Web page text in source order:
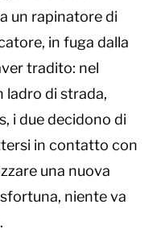
un rapinatore di
in fuga dalla
tradito: nel
ladro di strada,
i due decidono di
in contatto con
una nuova
niente va